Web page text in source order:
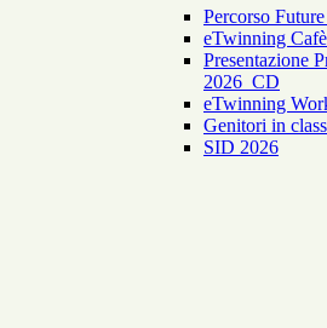
Percorso
eTwinning
Presentazione
2026_CD
eTwinning
Genitori in
SID 2026